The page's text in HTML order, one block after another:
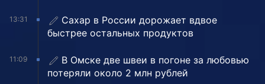
13:31
Сахар в России дорожает вдвое
быстрее остальных продуктов
11:09
В Омске две швеи в погоне за любовью
потеряли около 2 млн рублей